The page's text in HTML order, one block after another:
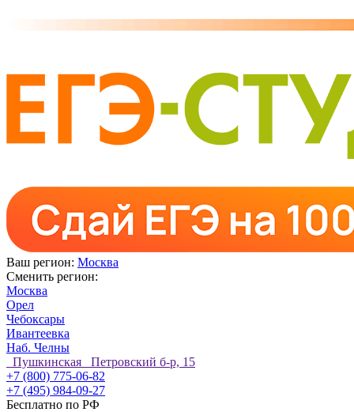
Ваш регион: Москва
Сменить регион:
Москва
Орел
Чебоксары
Ивантеевка
Наб. Челны
Пушкинская Петровский б-р, 15
+7 (800) 775-06-82
+7 (495) 984-09-27
Бесплатно по РФ